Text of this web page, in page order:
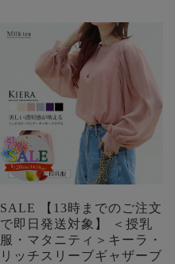
SALE 【13時までのご注文
で即日発送対象】 ＜授乳
服・マタニティ＞キーラ・
リッチスリーブギャザーブ